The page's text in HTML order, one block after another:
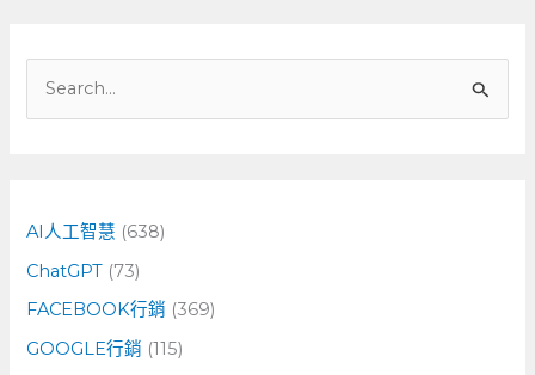
字
:
AI人工智慧 (638)
ChatGPT (73)
FACEBOOK行銷 (369)
GOOGLE行銷 (115)